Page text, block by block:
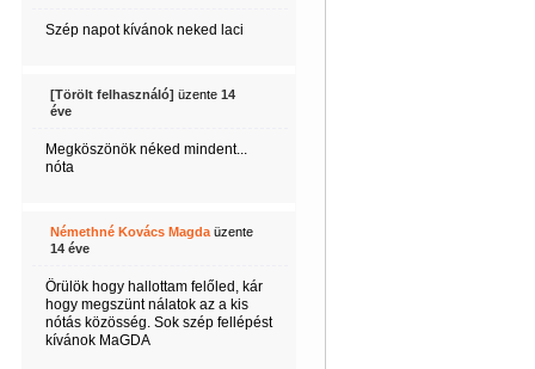
Szép napot kívánok neked laci
[Törölt felhasználó] üzente 14
éve
Megköszönök néked mindent...
nóta
Némethné Kovács Magdaüzente
14 éve
Örülök hogy hallottam felőled, kár
hogy megszünt nálatok az a kis
nótás közösség. Sok szép fellépést
kívánok MaGDA